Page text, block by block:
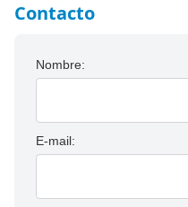
Contacto
Nombre:
E-mail: